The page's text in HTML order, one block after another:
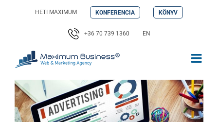
HETI MAXIMUM KONFERENCIA KÖNYV
+36 70 739 1360 EN